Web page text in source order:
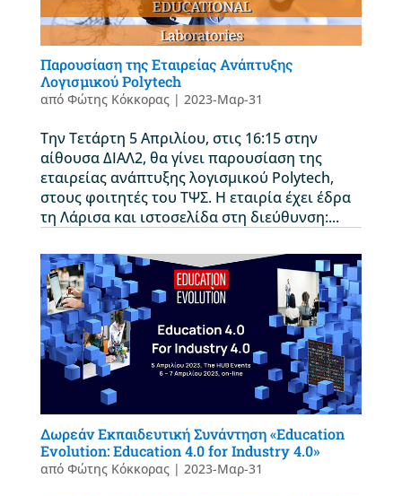
Παρουσίαση της Εταιρείας Ανάπτυξης
Λογισμικού Polytech
από Φώτης Κόκκορας| 2023-Μαρ-31
Την Τετάρτη 5 Απριλίου, στις 16:15 στην
αίθουσα ΔΙΑΛ2, θα γίνει παρουσίαση της
εταιρείας ανάπτυξης λογισμικού Polytech,
στους φοιτητές του ΤΨΣ. Η εταιρία έχει έδρα
τη Λάρισα και ιστοσελίδα στη διεύθυνση:...
Δωρεάν Εκπαιδευτική Συνάντηση «Education
Evolution: Education 4.0 for Industry 4.0»
από Φώτης Κόκκορας| 2023-Μαρ-31